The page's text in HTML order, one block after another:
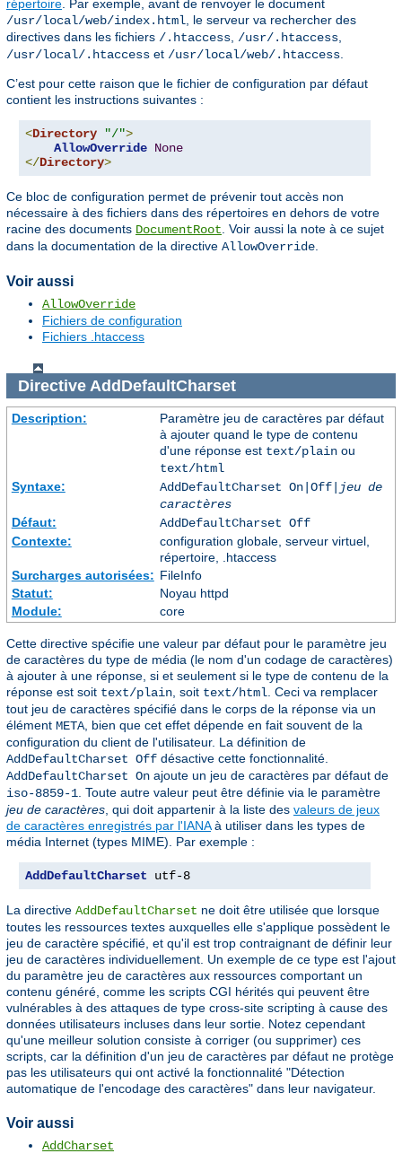
répertoire . Par exemple, avant de renvoyer le document
/usr/local/web/index.html , le serveur va rechercher des
directives dans les fichiers /.htaccess /usr/.htaccess
/usr/local/.htaccess et /usr/local/web/.htaccess
C’est pour cette raison que le fichier de configuration par défaut
contient les instructions suivantes :
<Directory "/">
AllowOverride None
</Directory>
Ce bloc de configuration permet de prévenir tout accès non
nécessaire à des fichiers dans des répertoires en dehors de votre
racine des documents DocumentRoot . Voir aussi la note à ce sujet
dans la documentation de la directive AllowOverride
Voir aussi
AllowOverride
Fichiers de configuration
Fichiers .htaccess
Directive AddDefaultCharset
Description:
Paramètre jeu de caractères par défaut
à ajouter quand le type de contenu
d'une réponse est text/plainou
text/html
Syntaxe:
AddDefaultCharset On|Off|
jeu de
caractères
Défaut:
AddDefaultCharset Off
Contexte:
configuration globale, serveur virtuel,
répertoire, .htaccess
Surcharges autorisées: FileInfo
Statut:
Noyau httpd
Module:
core
Cette directive spécifie une valeur par défaut pour le paramètre jeu
de caractères du type de média (le nom d'un codage de caractères)
à ajouter à une réponse, si et seulement si le type de contenu de la
réponse est soit text/plain , soit text/html . Ceci va remplacer
tout jeu de caractères spécifié dans le corps de la réponse via un
élément META , bien que cet effet dépende en fait souvent de la
configuration du client de l'utilisateur. La définition de
AddDefaultCharset Off désactive cette fonctionnalité.
AddDefaultCharset On ajoute un jeu de caractères par défaut de
iso-8859-1 . Toute autre valeur peut être définie via le paramètre
jeu de caractères , qui doit appartenir à la liste des valeurs de jeux
de caractères enregistrés par l'IANAà utiliser dans les types de
média Internet (types MIME). Par exemple :
AddDefaultCharset utf-8
La directive AddDefaultCharset ne doit être utilisée que lorsque
toutes les ressources textes auxquelles elle s'applique possèdent le
jeu de caractère spécifié, et qu'il est trop contraignant de définir leur
jeu de caractères individuellement. Un exemple de ce type est l'ajout
du paramètre jeu de caractères aux ressources comportant un
contenu généré, comme les scripts CGI hérités qui peuvent être
vulnérables à des attaques de type cross-site scripting à cause des
données utilisateurs incluses dans leur sortie. Notez cependant
qu'une meilleur solution consiste à corriger (ou supprimer) ces
scripts, car la définition d'un jeu de caractères par défaut ne protège
pas les utilisateurs qui ont activé la fonctionnalité "Détection
automatique de l'encodage des caractères" dans leur navigateur.
Voir aussi
AddCharset